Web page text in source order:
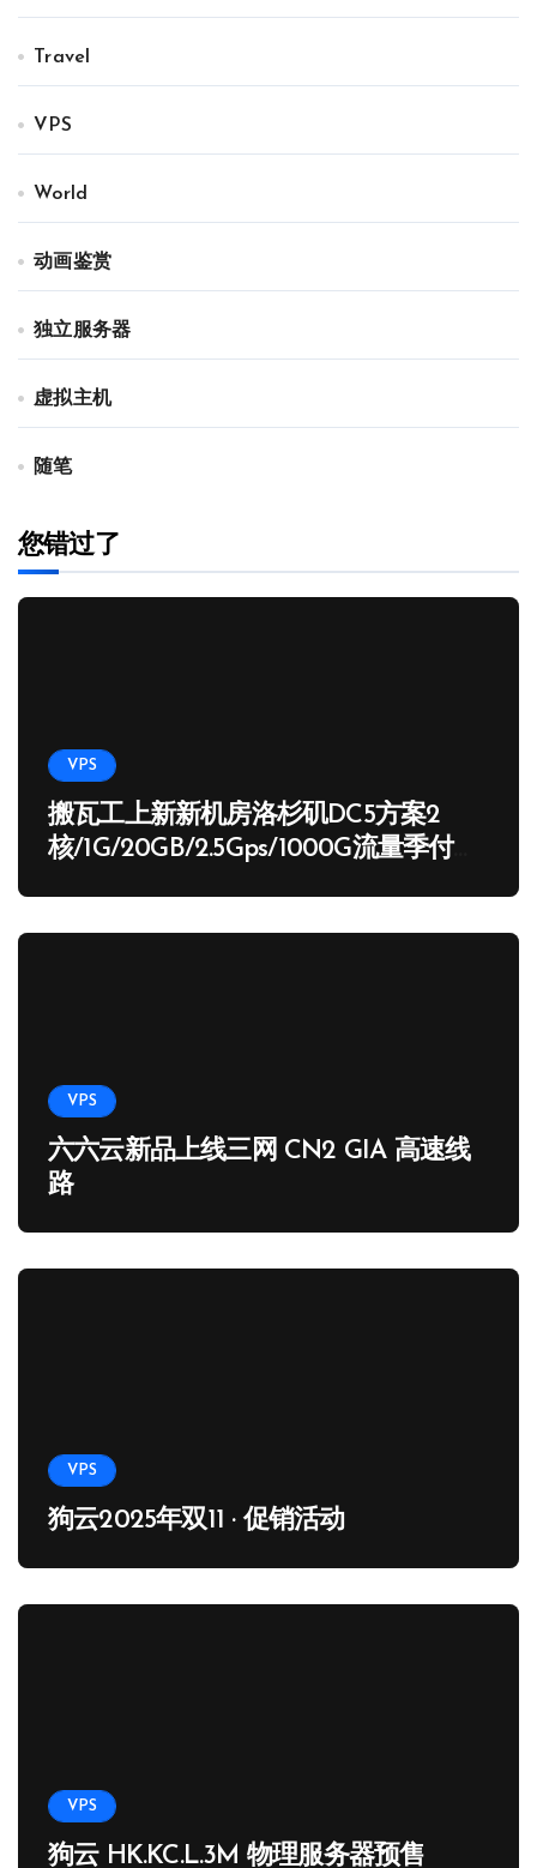
Travel
VPS
World
动画鉴赏
独立服务器
虚拟主机
随笔
您错过了
VPS
搬瓦工上新新机房洛杉矶DC5方案2
核/1G/20GB/2.5Gps/1000G流量季付
VPS
六六云新品上线三网 CN2 GIA 高速线
路
VPS
狗云2025年双11 · 促销活动
VPS
狗云 HK.KC.L.3M 物理服务器预售